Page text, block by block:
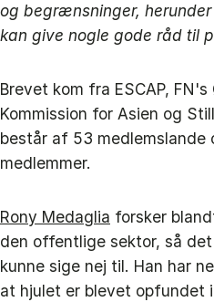
og begrænsninger,
kan give nogle gode råd til
Brevet kom fra ESCAP,
Kommission for Asien og
består af 53 medlemslande
medlemmer.
Rony Medaglia forsker
den offentlige sektor, så
kunne sige nej til. Han har
at hjulet er blevet opfundet